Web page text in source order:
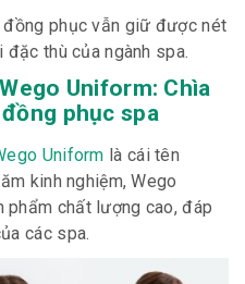
đồng phục vẫn giữ được nét
đặc thù của ngành spa.
Uniform: Chìa
phục spa
Uniform là cái tên
kinh nghiệm, Wego
phẩm chất lượng cao, đáp
các spa.